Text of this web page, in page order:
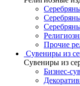
Прочие
Сувениры из
Сувениры из
Бизнес-